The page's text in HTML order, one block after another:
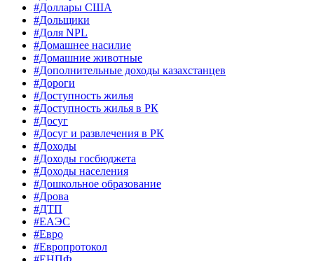
#Доллары США
#Дольщики
#Доля NPL
#Домашнее насилие
#Домашние животные
#Дополнительные доходы казахстанцев
#Дороги
#Доступность жилья
#Доступность жилья в РК
#Досуг
#Досуг и развлечения в РК
#Доходы
#Доходы госбюджета
#Доходы населения
#Дошкольное образование
#Дрова
#ДТП
#ЕАЭС
#Евро
#Европротокол